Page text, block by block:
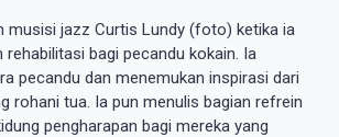
musisi jazz Curtis Lundy (foto) ketika ia
bagi pecandu kokain. Ia
pecandu dan menemukan inspirasi dari
rohani tua. Ia pun menulis bagian refrein
pengharapan bagi mereka yang